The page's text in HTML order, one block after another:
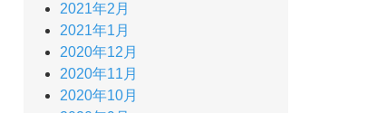
2021年2月
2021年1月
2020年12月
2020年11月
2020年10月